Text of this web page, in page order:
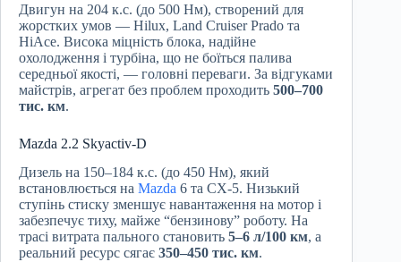
Двигун на 204 к.с. (до 500 Нм), створений для
жорстких умов — Hilux, Land Cruiser Prado та
HiAce. Висока міцність блока, надійне
охолодження і турбіна, що не боїться палива
середньої якості, — головні переваги. За відгуками
майстрів, агрегат без проблем проходить 500–700
тис. км.
Mazda 2.2 Skyactiv-D
Дизель на 150–184 к.с. (до 450 Нм), який
встановлюється на Mazda 6 та CX-5. Низький
ступінь стиску зменшує навантаження на мотор і
забезпечує тиху, майже “бензинову” роботу. На
трасі витрата пального становить 5–6 л/100 км, а
реальний ресурс сягає 350–450 тис. км.